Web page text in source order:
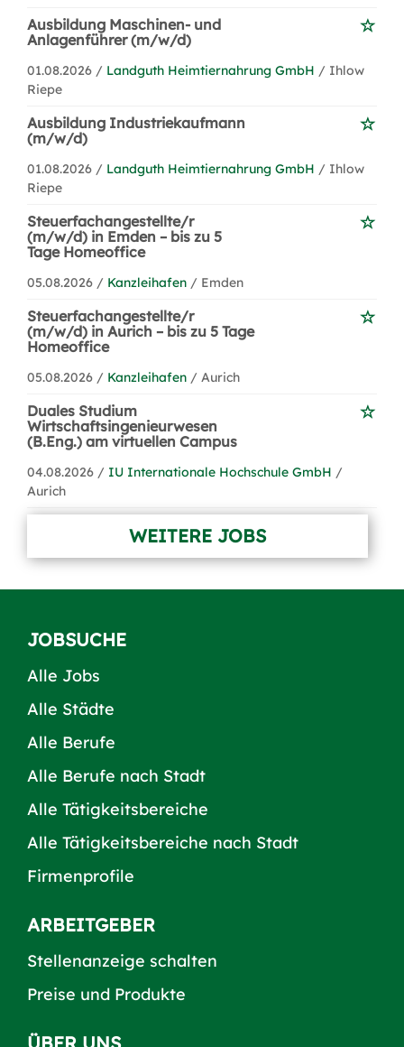
Ausbildung Maschinen- und
Anlagenführer (m/w/d)
01.08.2026 / Landguth Heimtiernahrung GmbH / Ihlow
Riepe
Ausbildung Industriekaufmann
(m/w/d)
01.08.2026 / Landguth Heimtiernahrung GmbH / Ihlow
Riepe
Steuerfachangestellte/r
(m/w/d) in Emden – bis zu 5
Tage Homeoffice
05.08.2026 / Kanzleihafen / Emden
Steuerfachangestellte/r
(m/w/d) in Aurich – bis zu 5 Tage
Homeoffice
05.08.2026 / Kanzleihafen / Aurich
Duales Studium
Wirtschaftsingenieurwesen
(B.Eng.) am virtuellen Campus
04.08.2026 / IU Internationale Hochschule GmbH /
Aurich
WEITERE JOBS
JOBSUCHE
Alle Jobs
Alle Städte
Alle Berufe
Alle Berufe nach Stadt
Alle Tätigkeitsbereiche
Alle Tätigkeitsbereiche nach Stadt
Firmenprofile
ARBEITGEBER
Stellenanzeige schalten
Preise und Produkte